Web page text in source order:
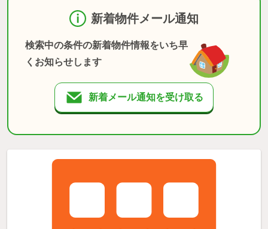
新着物件メール通知
検索中の条件の新着物件情報をいち早
くお知らせします
新着メール通知を受け取る